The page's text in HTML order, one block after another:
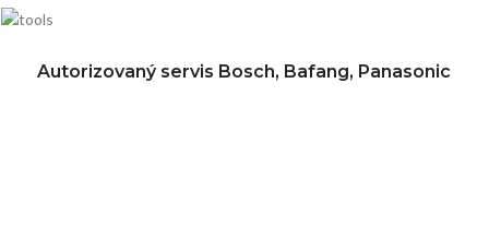
Autorizovaný servis Bosch, Bafang, Panasonic